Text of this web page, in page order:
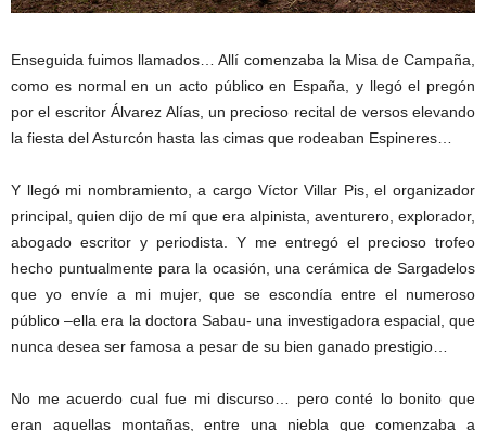
Enseguida fuimos llamados… Allí comenzaba la Misa de Campaña,
como es normal en un acto público en España, y llegó el pregón
por el escritor Álvarez Alías, un precioso recital de versos elevando
la fiesta del Asturcón hasta las cimas que rodeaban Espineres…
Y llegó mi nombramiento, a cargo Víctor Villar Pis, el organizador
principal, quien dijo de mí que era alpinista, aventurero, explorador,
abogado escritor y periodista. Y me entregó el precioso trofeo
hecho puntualmente para la ocasión, una cerámica de Sargadelos
que yo envíe a mi mujer, que se escondía entre el numeroso
público –ella era la doctora Sabau- una investigadora espacial, que
nunca desea ser famosa a pesar de su bien ganado prestigio…
No me acuerdo cual fue mi discurso… pero conté lo bonito que
eran aquellas montañas, entre una niebla que comenzaba a